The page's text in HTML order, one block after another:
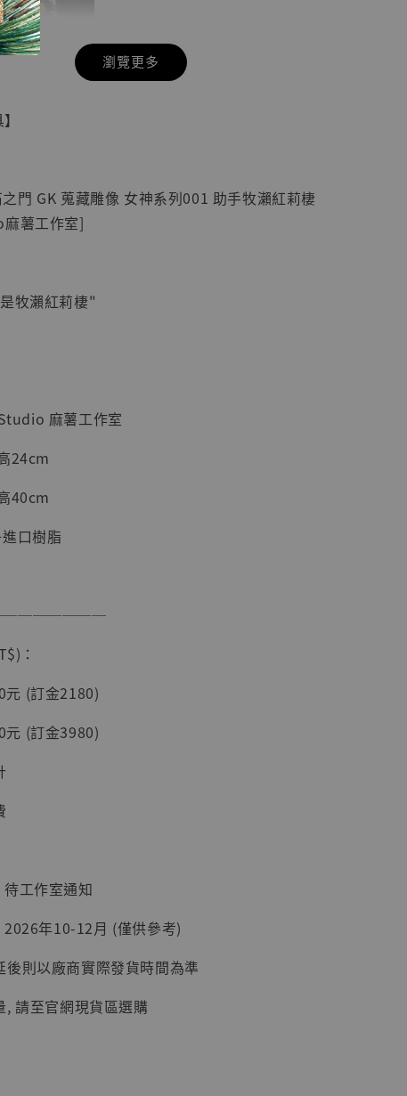
貨】七龍珠
雕像 悟空
- +
藏雕像 布魯
[7STARS
- +
購物車
瀏覽更多
之門 GK 蒐藏雕像 女神系列001 助手牧瀨紅莉棲
薯工作室]
牧瀨紅莉棲"
麻薯工作室
24cm
40cm
口樹脂
：
(訂金2180)
(訂金3980)
工作室通知
年10-12月 (僅供參考)
則以廠商實際發貨時間為準
, 請至官網現貨區選購